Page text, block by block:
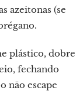
azeitonas (se
plástico, dobre
fechando
não escape